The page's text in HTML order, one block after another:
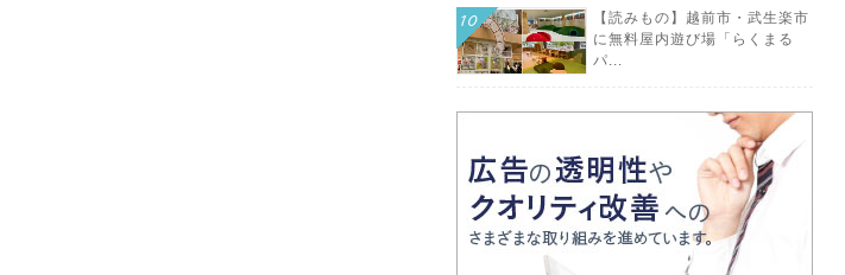
【読みもの】越前市・武生楽市
に無料屋内遊び場「らくまる
パ...